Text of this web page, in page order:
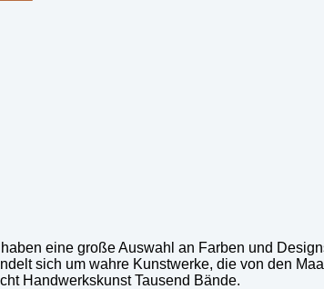
eine große Auswahl an Farben und
sich um wahre Kunstwerke, die von den
Handwerkskunst Tausend Bände.